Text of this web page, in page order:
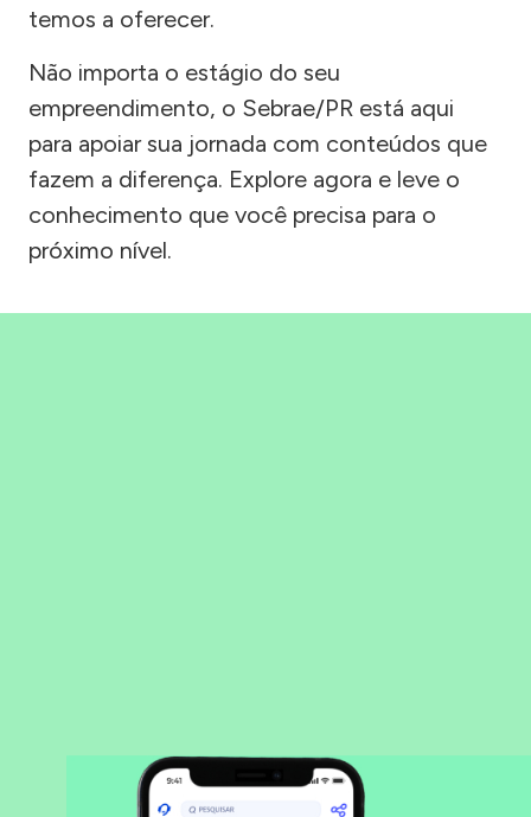
temos a oferecer.
Não importa o estágio do seu
empreendimento, o Sebrae/PR está aqui
para apoiar sua jornada com conteúdos que
fazem a diferença. Explore agora e leve o
conhecimento que você precisa para o
próximo nível.